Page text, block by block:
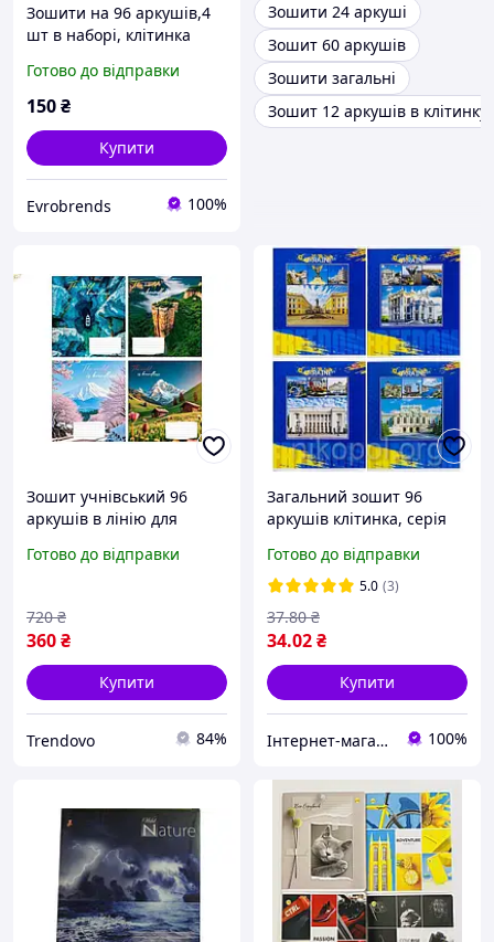
Зошити на 96 аркушів,4
шт в наборі, клітинка
Готово до відправки
150₴
Купити
Evrobrends 100%
Зошити 24 аркуші
Зошит 60 аркушів
Зошити загальні
Зошит 12 аркушів в клітинку
Зошит учнівський 96
аркушів в лінію для
картон 8 шт в упаковці
Готово до відправки
360₴
720 ₴
Купити
Trendovo 84%
Загальний зошит 96
аркушів клітинка, серія
білизна 100%
Готово до відправки
5.0 (3)
34.02₴
37.80 ₴
Купити
Інтернет-магазин NikopoL - канцтовари для школи та офісу 100%